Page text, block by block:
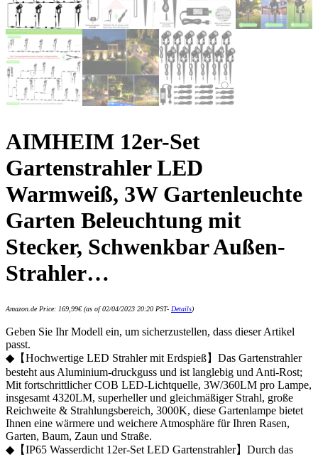
AIMHEIM 12er-Set
Gartenstrahler LED
Warmweiß, 3W Gartenleuchte
Garten Beleuchtung mit
Stecker, Schwenkbar Außen-
Strahler…
Amazon.de Price: 169,99€(as of 02/04/2023 20:20 PST- Details)
Geben Sie Ihr Modell ein, um sicherzustellen, dass dieser Artikel
passt.
◆【Hochwertige LED Strahler mit Erdspieß】Das Gartenstrahler
besteht aus Aluminium-druckguss und ist langlebig und Anti-Rost;
Mit fortschrittlicher COB LED-Lichtquelle, 3W/360LM pro Lampe,
insgesamt 4320LM, superheller und gleichmäßiger Strahl, große
Reichweite & Strahlungsbereich, 3000K, diese Gartenlampe bietet
Ihnen eine wärmere und weichere Atmosphäre für Ihren Rasen,
Garten, Baum, Zaun und Straße.
◆【IP65 Wasserdicht 12er-Set LED Gartenstrahler】Durch das